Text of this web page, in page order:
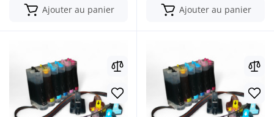
Ajouter au panier Ajouter au panier